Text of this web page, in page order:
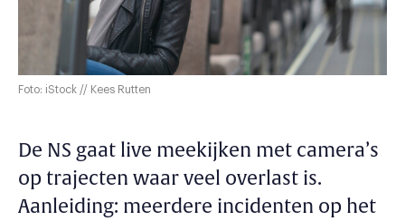
Foto: iStock // Kees Rutten
De NS gaat live meekijken met camera’s
op trajecten waar veel overlast is.
Aanleiding: meerdere incidenten op het